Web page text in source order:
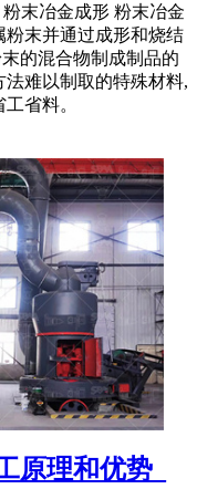
末冶金成形 粉末冶金
粉末并通过成形和烧结
的混合物制成制品的
难以制取的特殊材料,
省料。
原理和优势_